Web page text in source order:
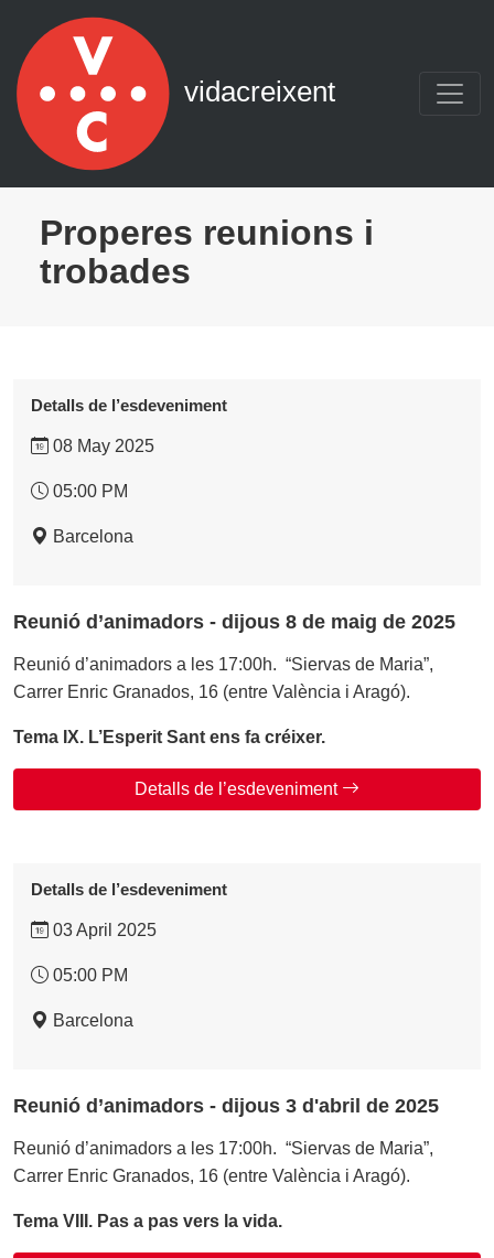
Vés al contingut
vidacreixent
Properes reunions i
trobades
Detalls de l’esdeveniment
08 May 2025
05:00 PM
Barcelona
Reunió d’animadors - dijous 8 de maig de 2025
Reunió d’animadors a les 17:00h. “Siervas de Maria”,
Carrer Enric Granados, 16 (entre València i Aragó).
Tema IX. L’Esperit Sant ens fa créixer.
Detalls de l’esdeveniment
Detalls de l’esdeveniment
03 April 2025
05:00 PM
Barcelona
Reunió d’animadors - dijous 3 d'abril de 2025
Reunió d’animadors a les 17:00h. “Siervas de Maria”,
Carrer Enric Granados, 16 (entre València i Aragó).
Tema VIII. Pas a pas vers la vida.